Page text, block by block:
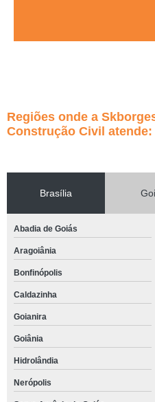
Regiões onde a
Construção Civil atende:
Brasília
Abadia de Goiás
Aragoiânia
Bonfinópolis
Caldazinha
Goianira
Goiânia
Hidrolândia
Nerópolis